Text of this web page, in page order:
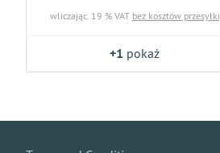
wliczając. 19 % VAT bez kosztów przesyłki
+1 pokaż